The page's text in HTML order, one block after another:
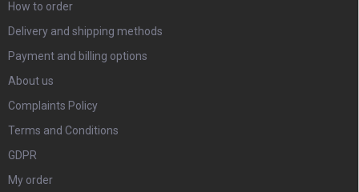
How to order
Delivery and shipping methods
Payment and billing options
About us
Complaints Policy
Terms and Conditions
GDPR
My order